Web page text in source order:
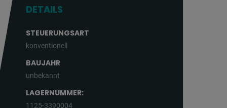
DETAILS
STEUERUNGSART
konventionell
BAUJAHR
unbekannt
LAGERNUMMER:
1125-3390004